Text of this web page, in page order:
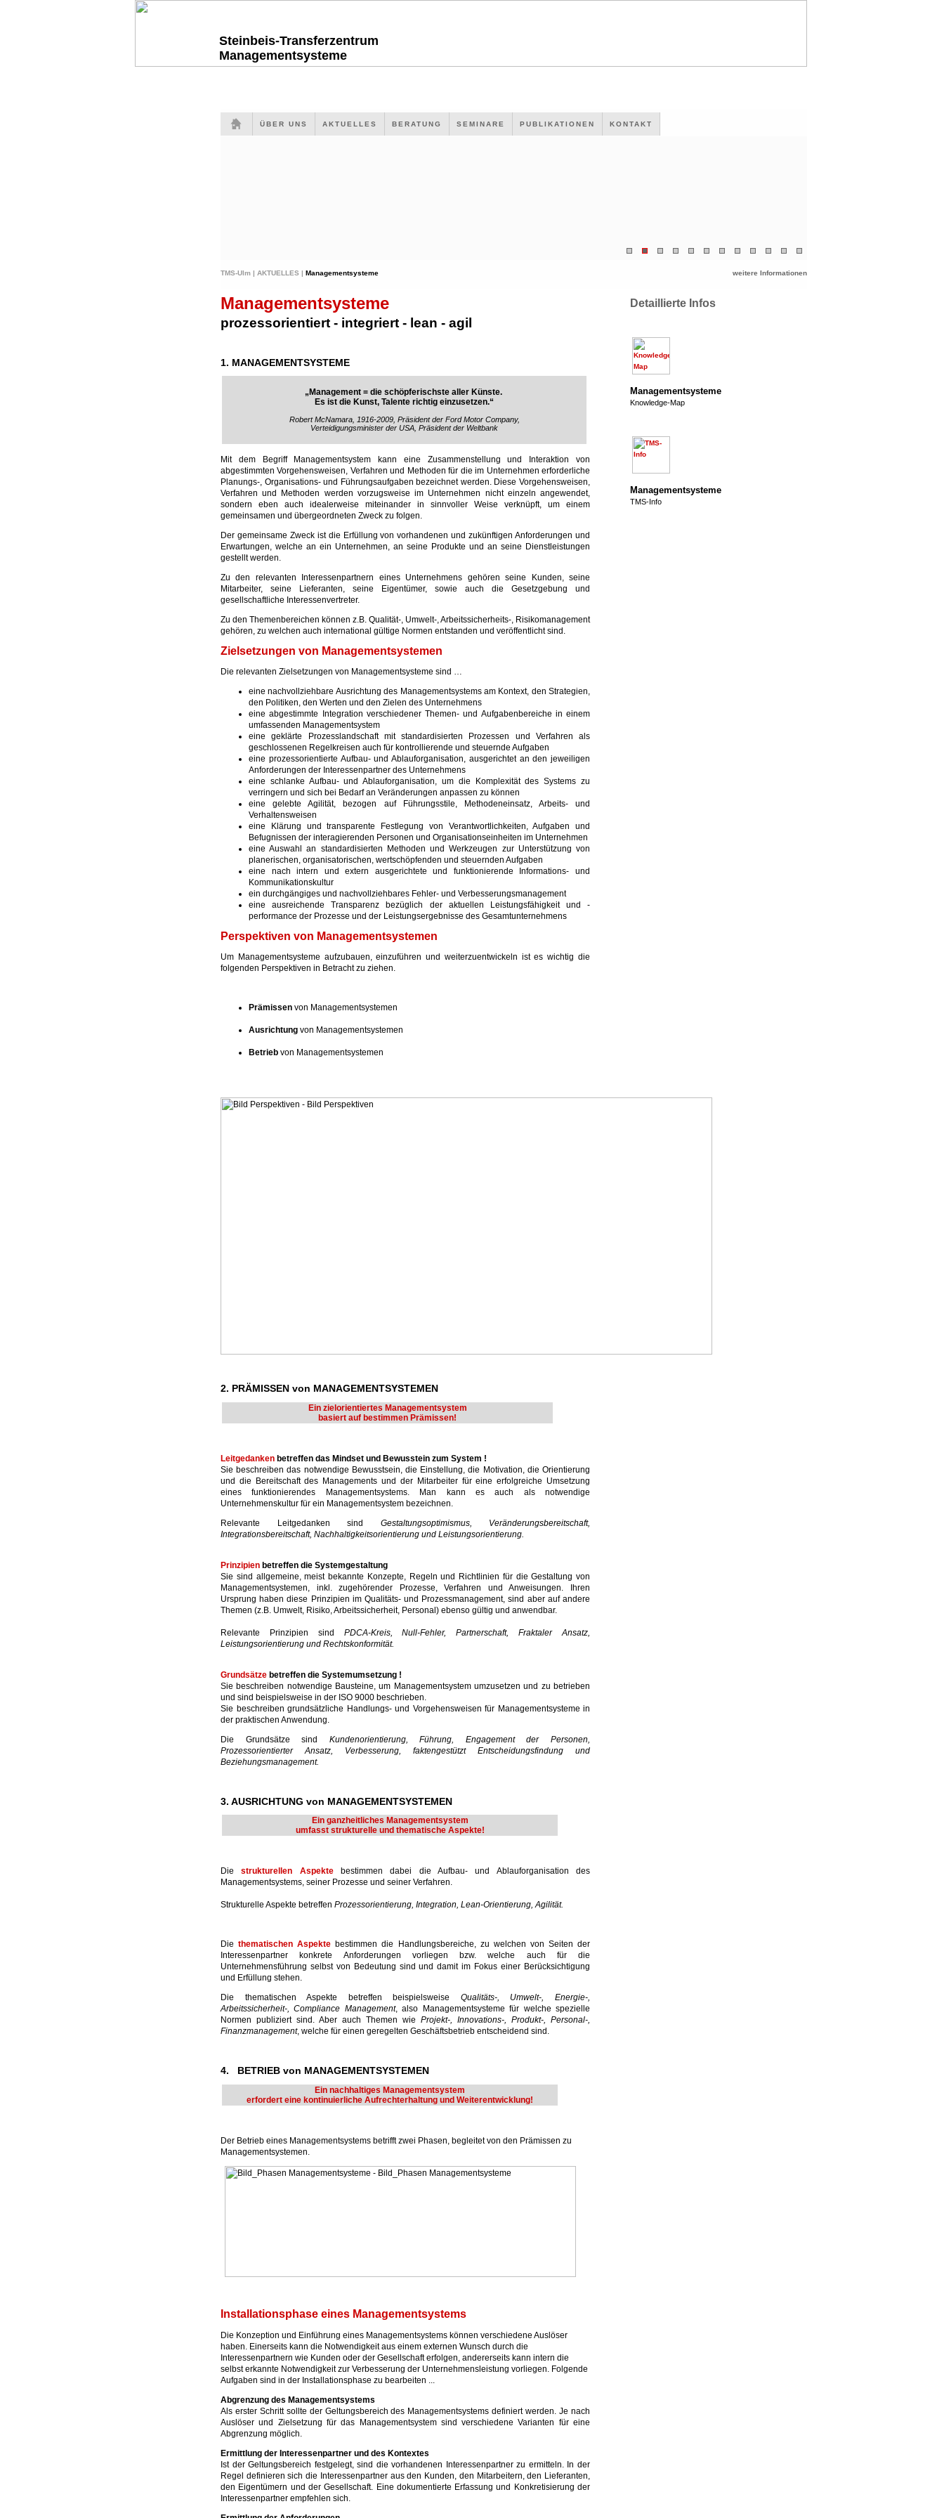
Steinbeis-Transferzentrum
Managementsysteme
ÜBER UNS AKTUELLES BERATUNG SEMINARE PUBLIKATIONEN KONTAKT
TMS-Ulm | AKTUELLES | Managementsysteme weitere Informationen
Managementsysteme
prozessorientiert - integriert - lean - agil
1. MANAGEMENTSYSTEME
„Management = die schöpferischste aller Künste.
Es ist die Kunst, Talente richtig einzusetzen.“
Robert McNamara, 1916-2009, Präsident der Ford Motor Company,
Verteidigungsminister der USA, Präsident der Weltbank
Mit dem Begriff Managementsystem kann eine Zusammenstellung und Interaktion von
abgestimmten Vorgehensweisen, Verfahren und Methoden für die im Unternehmen erforderliche
Planungs-, Organisations- und Führungsaufgaben bezeichnet werden. Diese Vorgehensweisen,
Verfahren und Methoden werden vorzugsweise im Unternehmen nicht einzeln angewendet,
sondern eben auch idealerweise miteinander in sinnvoller Weise verknüpft, um einem
gemeinsamen und übergeordneten Zweck zu folgen.
Der gemeinsame Zweck ist die Erfüllung von vorhandenen und zukünftigen Anforderungen und
Erwartungen, welche an ein Unternehmen, an seine Produkte und an seine Dienstleistungen
gestellt werden.
Zu den relevanten Interessenpartnern eines Unternehmens gehören seine Kunden, seine
Mitarbeiter, seine Lieferanten, seine Eigentümer, sowie auch die Gesetzgebung und
gesellschaftliche Interessenvertreter.
Zu den Themenbereichen können z.B. Qualität-, Umwelt-, Arbeitssicherheits-, Risikomanagement
gehören, zu welchen auch international gültige Normen entstanden und veröffentlicht sind.
Zielsetzungen von Managementsystemen
Die relevanten Zielsetzungen von Managementsysteme sind …
eine nachvollziehbare Ausrichtung des Managementsystems am Kontext, den Strategien,
den Politiken, den Werten und den Zielen des Unternehmens
eine abgestimmte Integration verschiedener Themen- und Aufgabenbereiche in einem
umfassenden Managementsystem
eine geklärte Prozesslandschaft mit standardisierten Prozessen und Verfahren als
geschlossenen Regelkreisen auch für kontrollierende und steuernde Aufgaben
eine prozessorientierte Aufbau- und Ablauforganisation, ausgerichtet an den jeweiligen
Anforderungen der Interessenpartner des Unternehmens
eine schlanke Aufbau- und Ablauforganisation, um die Komplexität des Systems zu
verringern und sich bei Bedarf an Veränderungen anpassen zu können
eine gelebte Agilität, bezogen auf Führungsstile, Methodeneinsatz, Arbeits- und
Verhaltensweisen
eine Klärung und transparente Festlegung von Verantwortlichkeiten, Aufgaben und
Befugnissen der interagierenden Personen und Organisationseinheiten im Unternehmen
eine Auswahl an standardisierten Methoden und Werkzeugen zur Unterstützung von
planerischen, organisatorischen, wertschöpfenden und steuernden Aufgaben
eine nach intern und extern ausgerichtete und funktionierende Informations- und
Kommunikationskultur
ein durchgängiges und nachvollziehbares Fehler- und Verbesserungsmanagement
eine ausreichende Transparenz bezüglich der aktuellen Leistungsfähigkeit und -
performance der Prozesse und der Leistungsergebnisse des Gesamtunternehmens
Perspektiven von Managementsystemen
Um Managementsysteme aufzubauen, einzuführen und weiterzuentwickeln ist es wichtig die
folgenden Perspektiven in Betracht zu ziehen.
Prämissen von Managementsystemen
Ausrichtung von Managementsystemen
Betrieb von Managementsystemen
2. PRÄMISSEN von MANAGEMENTSYSTEMEN
Ein zielorientiertes Managementsystem
basiert auf bestimmen Prämissen!
Leitgedanken betreffen das Mindset und Bewusstein zum System !
Sie beschreiben das notwendige Bewusstsein, die Einstellung, die Motivation, die Orientierung
und die Bereitschaft des Managements und der Mitarbeiter für eine erfolgreiche Umsetzung
eines funktionierendes Managementsystems. Man kann es auch als notwendige
Unternehmenskultur für ein Managementsystem bezeichnen.
Relevante Leitgedanken sind Gestaltungsoptimismus, Veränderungsbereitschaft,
Integrationsbereitschaft, Nachhaltigkeitsorientierung und Leistungsorientierung.
Prinzipien betreffen die Systemgestaltung
Sie sind allgemeine, meist bekannte Konzepte, Regeln und Richtlinien für die Gestaltung von
Managementsystemen, inkl. zugehörender Prozesse, Verfahren und Anweisungen. Ihren
Ursprung haben diese Prinzipien im Qualitäts- und Prozessmanagement, sind aber auf andere
Themen (z.B. Umwelt, Risiko, Arbeitssicherheit, Personal) ebenso gültig und anwendbar.
Relevante Prinzipien sind PDCA-Kreis, Null-Fehler, Partnerschaft, Fraktaler Ansatz,
Leistungsorientierung und Rechtskonformität.
Grundsätze betreffen die Systemumsetzung !
Sie beschreiben notwendige Bausteine, um Managementsystem umzusetzen und zu betrieben
und sind beispielsweise in der ISO 9000 beschrieben.
Sie beschreiben grundsätzliche Handlungs- und Vorgehensweisen für Managementsysteme in
der praktischen Anwendung.
Die Grundsätze sind Kundenorientierung, Führung, Engagement der Personen,
Prozessorientierter Ansatz, Verbesserung, faktengestützt Entscheidungsfindung und
Beziehungsmanagement.
3. AUSRICHTUNG von MANAGEMENTSYSTEMEN
Ein ganzheitliches Managementsystem
umfasst strukturelle und thematische Aspekte!
Diestrukturellen Aspektebestimmen dabei die Aufbau- und Ablauforganisation des
Managementsystems, seiner Prozesse und seiner Verfahren.
Strukturelle Aspekte betreffen Prozessorientierung, Integration, Lean-Orientierung, Agilität.
Diethematischen Aspekte bestimmen die Handlungsbereiche, zu welchen von Seiten der
Interessenpartner konkrete Anforderungen vorliegen bzw. welche auch für die
Unternehmensführung selbst von Bedeutung sind und damit im Fokus einer Berücksichtigung
und Erfüllung stehen.
Die thematischen Aspekte betreffen beispielsweise Qualitäts-, Umwelt-, Energie-,
Arbeitssicherheit-, Compliance Management, also Managementsysteme für welche spezielle
Normen publiziert sind. Aber auch Themen wie Projekt-, Innovations-, Produkt-, Personal-,
Finanzmanagement, welche für einen geregelten Geschäftsbetrieb entscheidend sind.
4. BETRIEB von MANAGEMENTSYSTEMEN
Ein nachhaltiges Managementsystem
erfordert eine kontinuierliche Aufrechterhaltung und Weiterentwicklung!
Der Betrieb eines Managementsystems betrifft zwei Phasen, begleitet von den Prämissen zu
Managementsystemen.
Installationsphase eines Managementsystems
Die Konzeption und Einführung eines Managementsystems können verschiedene Auslöser
haben. Einerseits kann die Notwendigkeit aus einem externen Wunsch durch die
Interessenpartnern wie Kunden oder der Gesellschaft erfolgen, andererseits kann intern die
selbst erkannte Notwendigkeit zur Verbesserung der Unternehmensleistung vorliegen. Folgende
Aufgaben sind in der Installationsphase zu bearbeiten ...
Abgrenzung des Managementsystems
Als erster Schritt sollte der Geltungsbereich des Managementsystems definiert werden. Je nach
Auslöser und Zielsetzung für das Managementsystem sind verschiedene Varianten für eine
Abgrenzung möglich.
Ermittlung der Interessenpartner und des Kontextes
Ist der Geltungsbereich festgelegt, sind die vorhandenen Interessenpartner zu ermitteln. In der
Regel definieren sich die Interessenpartner aus den Kunden, den Mitarbeitern, den Lieferanten,
den Eigentümern und der Gesellschaft. Eine dokumentierte Erfassung und Konkretisierung der
Interessenpartner empfehlen sich.
Detaillierte Infos
Managementsysteme
Knowledge-Map
Managementsysteme
TMS-Info